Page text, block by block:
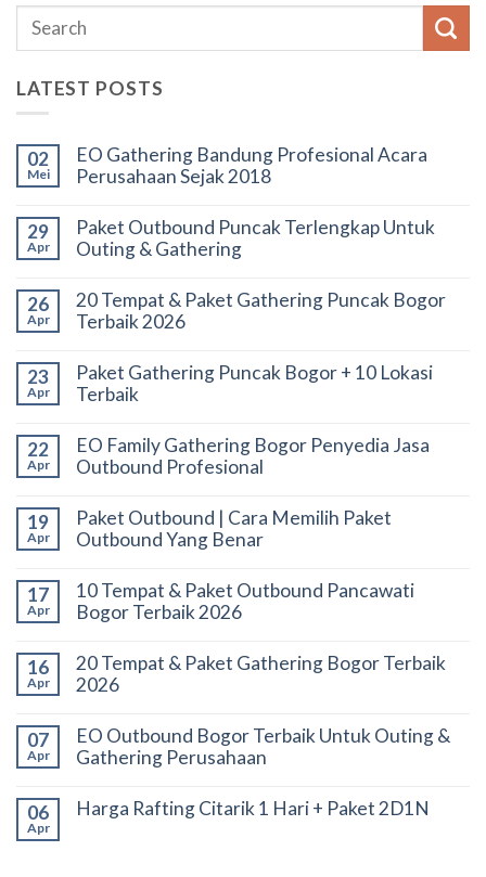
LATEST POSTS
02
Mei
EO Gathering Bandung Profesional Acara
Perusahaan Sejak 2018
29
Apr
Paket Outbound Puncak Terlengkap Untuk
Outing & Gathering
26
Apr
20 Tempat & Paket Gathering Puncak Bogor
Terbaik 2026
23
Apr
Paket Gathering Puncak Bogor + 10 Lokasi
Terbaik
22
Apr
EO Family Gathering Bogor Penyedia Jasa
Outbound Profesional
19
Apr
Paket Outbound | Cara Memilih Paket
Outbound Yang Benar
17
Apr
10 Tempat & Paket Outbound Pancawati
Bogor Terbaik 2026
16
Apr
20 Tempat & Paket Gathering Bogor Terbaik
2026
07
Apr
EO Outbound Bogor Terbaik Untuk Outing &
Gathering Perusahaan
06
Apr
Harga Rafting Citarik 1 Hari + Paket 2D1N